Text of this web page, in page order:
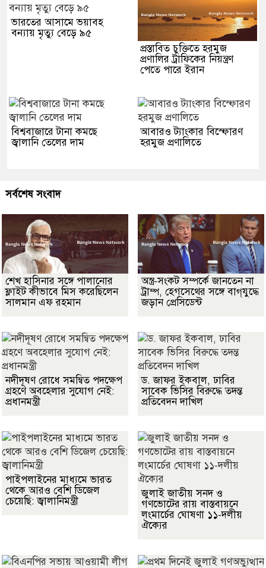
ভারতের আসামে ভয়াবহ
বন্যায় মৃত্যু বেড়ে ৯৫
প্রস্তাবিত চুক্তিতে হরমুজ
প্রণালির ট্রাফিকের নিয়ন্ত্রণ
পেতে পারে ইরান
বিশ্ববাজারে টানা কমছে
জ্বালানি তেলের দাম
আবারও ট্যাংকার বিস্ফোরণ
হরমুজ প্রণালিতে
সর্বশেষ সংবাদ
শেখ হাসিনার সঙ্গে পালানোর
ফ্লাইট কীভাবে মিস করেছিলেন
সালমান এফ রহমান
অস্ত্র-সংকট সম্পর্কে জানতেন না
ট্রাম্প, হেগসেথের সঙ্গে বাগ্‌যুদ্ধে
জড়ান প্রেসিডেন্ট
নদীদূষণ রোধে সমন্বিত পদক্ষেপ
গ্রহণে অবহেলার সুযোগ নেই:
প্রধানমন্ত্রী
ড. জাফর ইকবাল, ঢাবির
সাবেক ভিসির বিরুদ্ধে তদন্ত
প্রতিবেদন দাখিল
পাইপলাইনের মাধ্যমে ভারত
থেকে আরও বেশি ডিজেল
চেয়েছি: জ্বালানিমন্ত্রী
জুলাই জাতীয় সনদ ও
গণভোটের রায় বাস্তবায়নে
লংমার্চের ঘোষণা ১১-দলীয়
ঐক্যের